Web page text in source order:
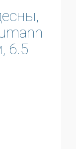
6.5